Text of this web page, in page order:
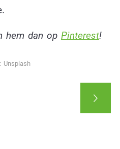
hem dan op Pinterest!
Unsplash